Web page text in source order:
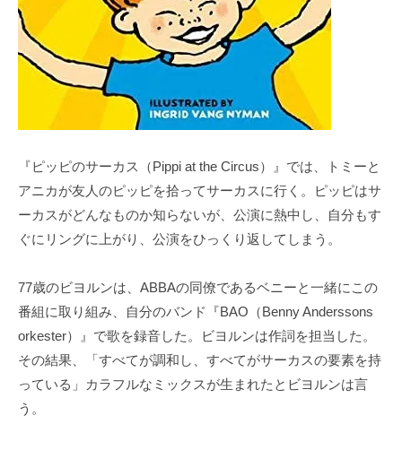
『ピッピのサーカス（Pippi at the Circus）』では、トミーと
アニカが友人のピッピを拾ってサーカスに行く。ピッピはサ
ーカスがどんなものか知らないが、公演に熱中し、自分もす
ぐにリングに上がり、公演をひっくり返してしまう。
77歳のビヨルンは、ABBAの同僚であるベニーと一緒にこの
番組に取り組み、自分のバンド『BAO（Benny Anderssons
orkester）』で歌を録音した。ビヨルンは作詞を担当した。
その結果、「すべてが調和し、すべてがサーカスの要素を持
っている」カラフルなミックスが生まれたとビヨルンは言
う。